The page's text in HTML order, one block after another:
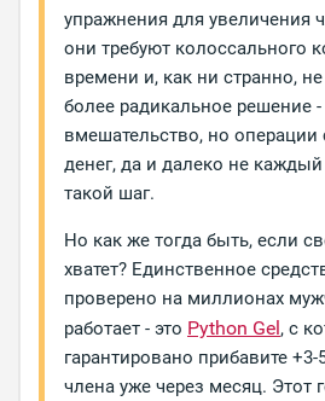
упражнения для увеличения
они требуют колоссального
времени и, как ни странно,
более радикальное решение -
вмешательство, но операции
денег, да и далеко не
такой шаг.
Но как же тогда быть, если
хватет? Единственное
проверено на миллионах
работает - это Python Gel, с
гарантировано прибавите
члена уже через месяц. Этот